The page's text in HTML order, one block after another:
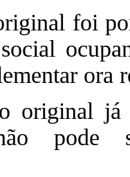
foi
ora
original já
não